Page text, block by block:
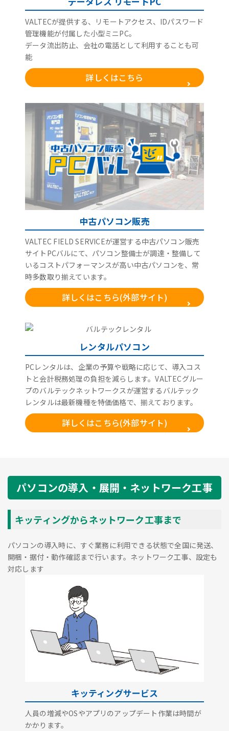
VALTECが提供する、リモートアクセス、IDパスワード
管理機能が付属した小型ミニPC。
データ流出防止、会社の電話として利用することも可
能
詳しくはこちら
中古パソコン販売
VALTEC FIELD SERVICEが運営する中古パソコン販売
サイトPCバルにて、パソコン整備士が調達・整備して
いるコストパフォーマンスが高い中古パソコンを、常
時多数取り揃えています。
詳しくはこちら(外部サイト)
レンタルパソコン
PCレンタルは、企業の予算や戦略に応じて、導入コス
トと会計税務処理の負担を減らします。VALTECグルー
プのバルテックネットワークスが運営するバルテック
レンタルは最新機種を特価価格で、揃えております。
詳しくはこちら(外部サイト)
パソコンの導入・展開・ネットワーク工事
キッティングからネットワーク工事まで
パソコンの導入時に、すぐ業務に利用できる状態で全国に発送、
開梱・据付・動作確認まで行います。ネットワーク工事、設定も
対応します
キッティングサービス
人員の増減やOSやアプリのアップデート作業は時間が
かかります。